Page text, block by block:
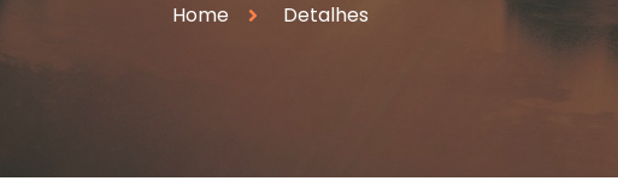
Home Detalhes